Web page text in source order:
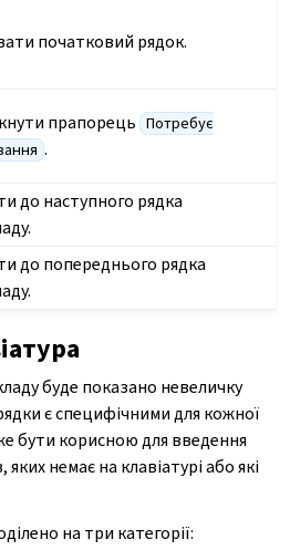
початковий рядок.
прапорець Потребує
.
до наступного рядка
до попереднього рядка
буде показано невеличку
рядки є специфічними для кожної
бути корисною для введення
немає на клавіатурі або які
на три категорії: